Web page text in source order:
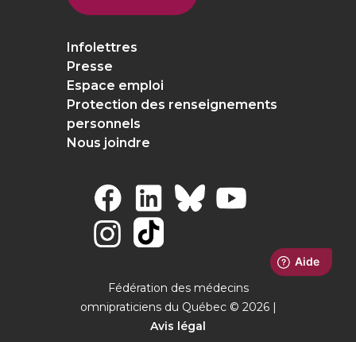
Infolettres
Presse
Espace emploi
Protection des renseignements
personnels
Nous joindre
Fédération des médecins
omnipraticiens du Québec © 2026 |
Avis légal